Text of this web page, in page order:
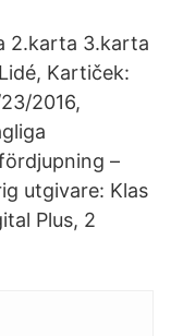
2.karta 3.karta
Kartiček:
2016,
–
utgivare: Klas
Plus, 2